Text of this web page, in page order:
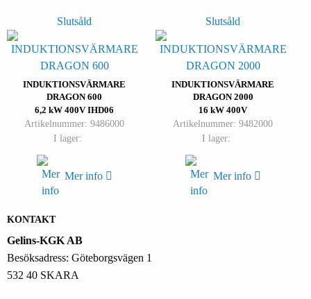
Slutsåld
INDUKTIONSVÄRMARE
DRAGON 600
6,2 kW 400V IHD06
Artikelnummer: 9486000
I lager:
Mer info
Slutsåld
INDUKTIONSVÄRMARE
DRAGON 2000
16 kW 400V
Artikelnummer: 9482000
I lager:
Mer info
KONTAKT
Gelins-KGK AB
Besöksadress: Göteborgsvägen 1
532 40 SKARA